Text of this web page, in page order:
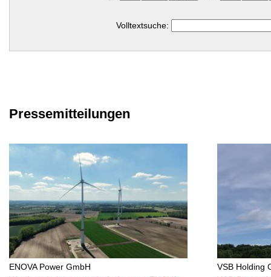
Volltextsuche:
Pressemitteilungen
ENOVA Power GmbH
VSB Holding